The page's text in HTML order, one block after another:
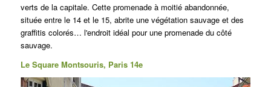
verts de la capitale. Cette promenade à moitié abandonnée,
située entre le 14 et le 15, abrite une végétation sauvage et des
graffitis colorés… l'endroit idéal pour une promenade du côté
sauvage.
Le Square Montsouris, Paris 14e